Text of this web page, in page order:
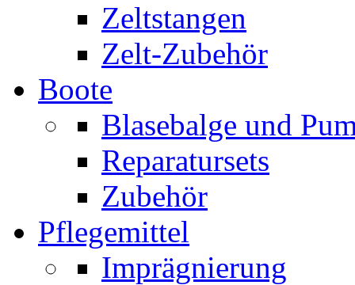
Zeltstangen
Zelt-Zubehör
Boote
Blasebalge und
Reparatursets
Zubehör
Pflegemittel
Imprägnierung